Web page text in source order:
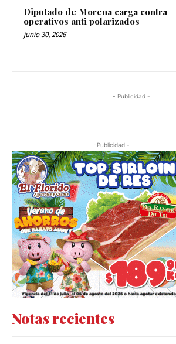
Diputado de Morena carga contra
operativos anti polarizados
junio 30, 2026
- Publicidad -
-Publicidad -
Notas recientes